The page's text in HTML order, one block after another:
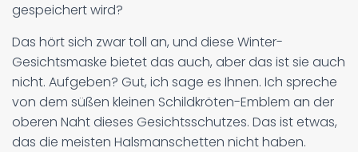
gespeichert wird?
Das hört sich zwar toll an, und diese Winter-
Gesichtsmaske bietet das auch, aber das ist sie auch
nicht. Aufgeben? Gut, ich sage es Ihnen. Ich spreche
von dem süßen kleinen Schildkröten-Emblem an der
oberen Naht dieses Gesichtsschutzes. Das ist etwas,
das die meisten Halsmanschetten nicht haben.